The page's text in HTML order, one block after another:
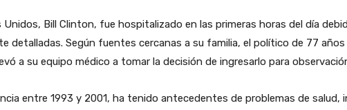
Bill Clinton, fue hospitalizado en las primeras horas del día
detalladas. Según fuentes cercanas a su familia, el político de 77
a su equipo médico a tomar la decisión de ingresarlo para
entre 1993 y 2001, ha tenido antecedentes de problemas de salud,